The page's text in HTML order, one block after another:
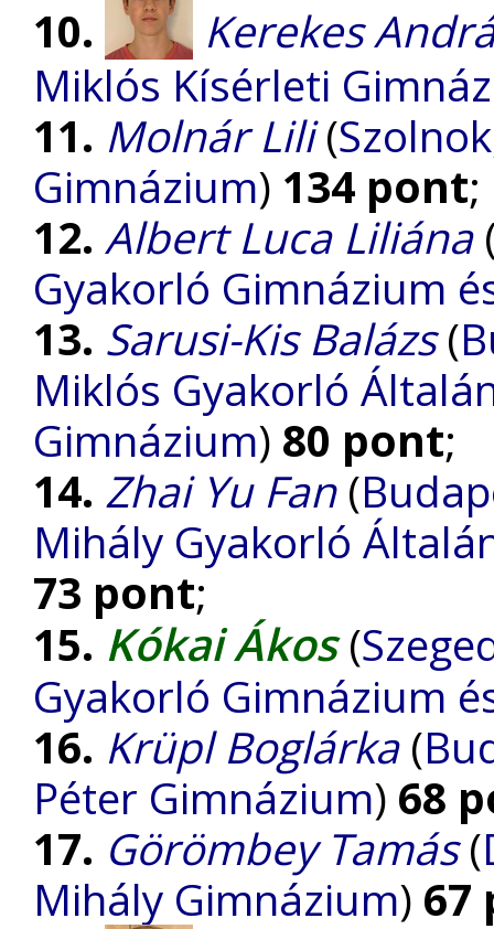
10.
Kerekes
Miklós Kísérleti
11. Molnár Lili(
Gimnázium) 134 pont;
12. Albert Luca Liliána
Gyakorló Gimnázium
13. Sarusi-Kis Balázs(
Miklós Gyakorló
Gimnázium) 80 pont;
14. Zhai Yu Fan(
Mihály Gyakorló
73 pont;
15. Kókai Ákos(
Gyakorló Gimnázium
16. Krüpl Boglárka(
Péter Gimnázium) 68
17. Görömbey Tamás(
Mihály Gimnázium) 67